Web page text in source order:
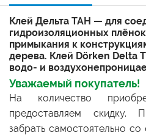
Клей Дельта ТАН — для
гидроизоляционных
примыкания к
дерева. Клей Dörken Delta
водо- и
Уважаемый покупатель!
На количество
предоставляем
забрать самостоятельно